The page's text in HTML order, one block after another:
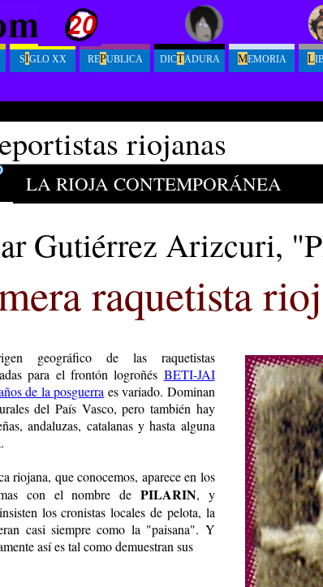
SIGLO XX REPUBLICA DICTADURA MEMORIA L
riojanas
LA RIOJA CONTEMPORÁNEA
Gutiérrez Arizcuri,
raquetista
geográfico de las raquetistas
para el frontón logroñés BETI-JAI
de la posguerra es variado. Dominan
del País Vasco, pero también hay
andaluzas, catalanas y hasta alguna
riojana, que conocemos, aparece en los
con el nombre de PILARIN, y
los cronistas locales de pelota, la
casi siempre como la "paisana". Y
así es tal como demuestran sus